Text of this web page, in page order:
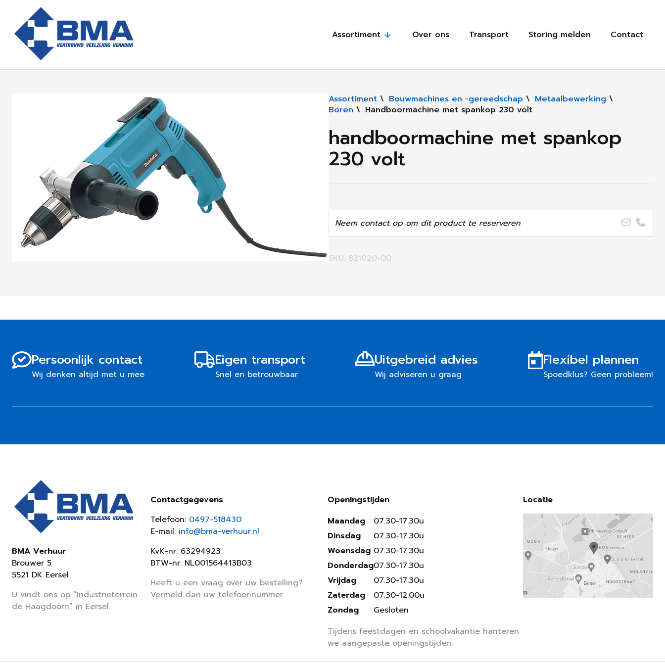
Assortiment Over ons Transport Storing melden Contact
Assortiment \ Bouwmachines en -gereedschap \ Metaalbewerking \
Boren \ Handboormachine met spankop 230 volt
handboormachine met spankop
230 volt
Neem contact op om dit product te reserveren
SKU: 821020-00
Persoonlijk contact
Wij denken altijd met u mee
Eigen transport
Snel en betrouwbaar
Uitgebreid advies
Wij adviseren u graag
Flexibel plannen
Spoedklus? Geen probleem!
BMA Verhuur
Brouwer 5
5521 DK Eersel
U vindt ons op “Industrieterrein
de Haagdoorn” in Eersel.
Contactgegevens
Telefoon: 0497-518430
E-mail: info@bma-verhuur.nl
KvK-nr: 63294923
BTW-nr: NL001564413B03
Heeft u een vraag over uw bestelling?
Vermeld dan uw telefoonnummer.
Openingstijden
Maandag
Dinsdag
Woensdag
Donderdag
Vrijdag
Zaterdag
Zondag
07.30-17.30u
07.30-17.30u
07.30-17.30u
07.30-17.30u
07.30-17.30u
07.30-12.00u
Gesloten
Tijdens feestdagen en schoolvakantie hanteren
we aangepaste openingstijden.
Locatie